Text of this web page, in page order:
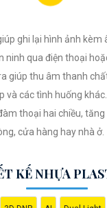
An Thành Phát
quý khách sẽ được
nhất cho gia đình, cửa
tôi giúp bạn bảo
ghi lại hình ảnh kèm
ninh qua điện thoại
giúp thu âm thanh
và các tình huống
thoại hai chiều,
cửa hàng hay nhà ở.
KẾ NHỰA